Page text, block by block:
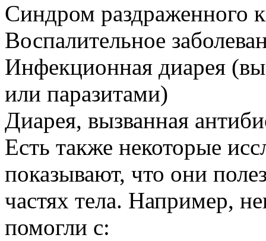
Синдром раздраженного
Воспалительное
Инфекционная диарея
или паразитами)
Диарея, вызванная
Есть также некоторые
показывают, что они
частях тела. Например,
помогли с: